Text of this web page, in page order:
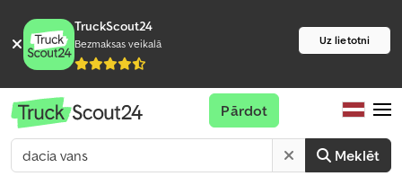
TruckScout24
Bezmaksas veikalā Uz lietotni
Meklēt
Pārdot